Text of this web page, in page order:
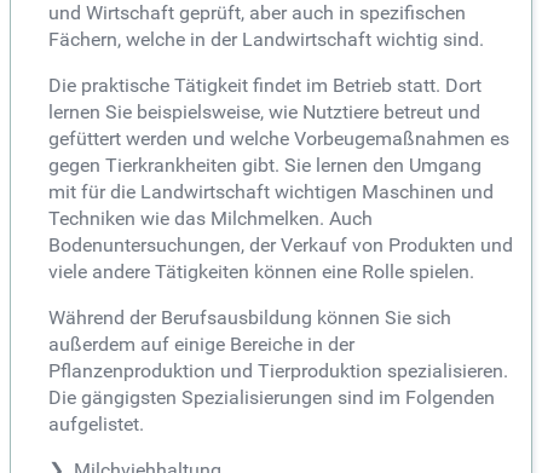
und Wirtschaft geprüft, aber auch in spezifischen
Fächern, welche in der Landwirtschaft wichtig sind.
Die praktische Tätigkeit findet im Betrieb statt. Dort
lernen Sie beispielsweise, wie Nutztiere betreut und
gefüttert werden und welche Vorbeugemaßnahmen es
gegen Tierkrankheiten gibt. Sie lernen den Umgang
mit für die Landwirtschaft wichtigen Maschinen und
Techniken wie das Milchmelken. Auch
Bodenuntersuchungen, der Verkauf von Produkten und
viele andere Tätigkeiten können eine Rolle spielen.
Während der Berufsausbildung können Sie sich
außerdem auf einige Bereiche in der
Pflanzenproduktion und Tierproduktion spezialisieren.
Die gängigsten Spezialisierungen sind im Folgenden
aufgelistet.